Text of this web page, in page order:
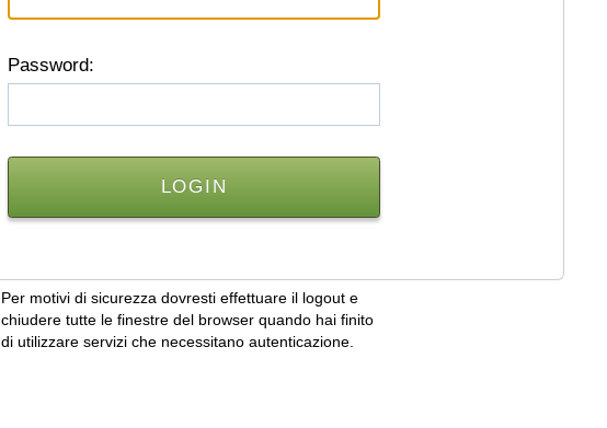
Password:
Per motivi di sicurezza dovresti effettuare il logout e
chiudere tutte le finestre del browser quando hai finito
di utilizzare servizi che necessitano autenticazione.